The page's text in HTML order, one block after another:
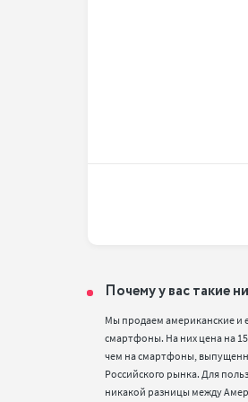
Почему у вас такие
Мы продаем американские и
смартфоны. На них цена на
чем на смартфоны,
Российского рынка. Для
никакой разницы между